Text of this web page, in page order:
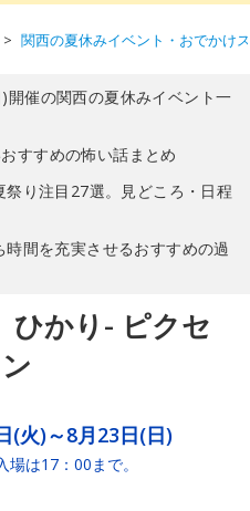
関西の夏休みイベント・おでかけ
催の関西の夏休みイベント一
すすめの怖い話まとめ
祭り注目27選。見どころ・日程
時間を充実させるおすすめの過
かり- ピクセ
(火)～8月23日(日)
は17：00まで。